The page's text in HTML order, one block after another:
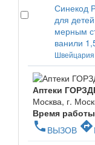
Синекод
для
мерным
ванили
Швейцария
Аптеки
Москва, г.
Время
phone ВЫЗОВ directions